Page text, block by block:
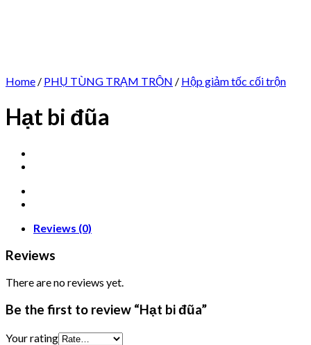
Home / PHỤ TÙNG TRẠM TRỘN / Hộp giảm tốc cối trộn
Hạt bi đũa
Reviews (0)
Reviews
There are no reviews yet.
Be the first to review “Hạt bi đũa”
Your rating